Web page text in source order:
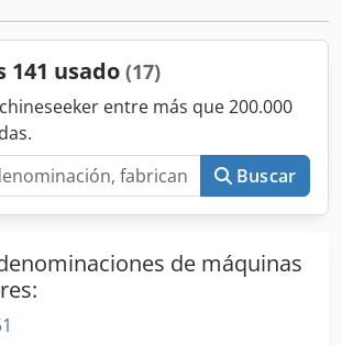
141 usado (17)
entre más que 200.000
Buscar
de máquinas